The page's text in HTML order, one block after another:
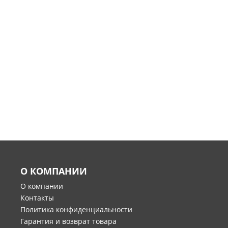
О КОМПАНИИ
О компании
Контакты
Политика конфиденциальности
Гарантия и возврат товара